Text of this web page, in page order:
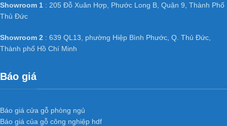
Showroom 1 : 205 Đỗ Xuân Hợp, Phước Long B, Quận 9, Thành Phố
Thủ Đức
Showroom 2 : 639 QL13, phường Hiệp Bình Phước, Q. Thủ Đức,
Thành phố Hồ Chí Minh
Báo giá
Báo giá cửa gỗ phòng ngủ
Báo giá của gỗ công nghiệp hdf